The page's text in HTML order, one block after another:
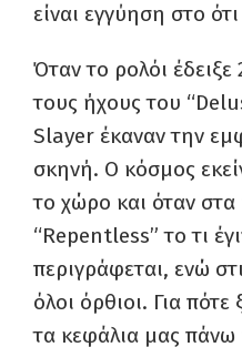
είναι εγγύηση στο
Όταν το ρολόι
τους ήχους του
Slayer έκαναν την
σκηνή. Ο κόσμος
το χώρο και όταν στα
“Repentless” το τι
περιγράφεται, ενώ
όλοι όρθιοι. Για
τα κεφάλια μας πάνω